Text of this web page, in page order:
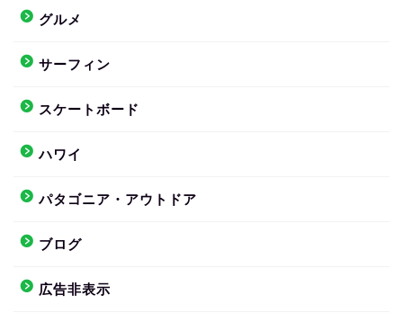
グルメ
サーフィン
スケートボード
ハワイ
パタゴニア・アウトドア
ブログ
広告非表示